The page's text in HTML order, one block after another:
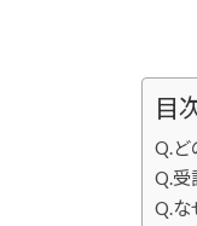
目
Q.ど
Q.受
Q.な